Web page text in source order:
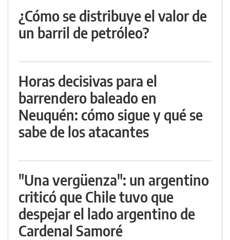
¿Cómo se distribuye el valor de
un barril de petróleo?
Horas decisivas para el
barrendero baleado en
Neuquén: cómo sigue y qué se
sabe de los atacantes
"Una vergüenza": un argentino
criticó que Chile tuvo que
despejar el lado argentino de
Cardenal Samoré